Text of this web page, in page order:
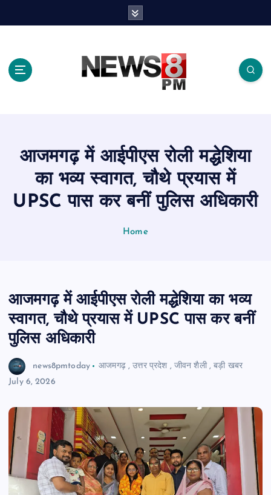
आजमगढ़ में आईपीएस रोली मद्धेशिया
का भव्य स्वागत, चौथे प्रयास में
UPSC पास कर बनीं पुलिस अधिकारी
Home
आजमगढ़ में आईपीएस रोली मद्धेशिया का भव्य
स्वागत, चौथे प्रयास में UPSC पास कर बनीं
पुलिस अधिकारी
news8pmtoday आजमगढ़,उत्तर प्रदेश , जीवन शैली,बड़ी खबर
July 6, 2026